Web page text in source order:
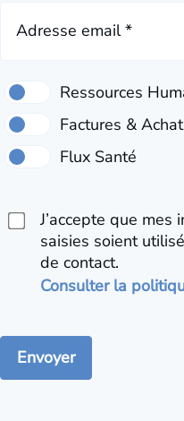
Adresse email *
J’accepte que
saisies soient
de contact.
Consulter la